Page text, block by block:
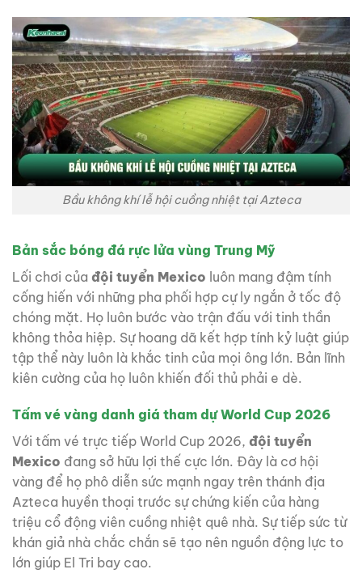
Bầu không khí lễ hội cuồng nhiệt tại Azteca
Bản sắc bóng đá rực lửa vùng Trung Mỹ
Lối chơi của đội tuyển Mexico luôn mang đậm tính
cống hiến với những pha phối hợp cự ly ngắn ở tốc độ
chóng mặt. Họ luôn bước vào trận đấu với tinh thần
không thỏa hiệp. Sự hoang dã kết hợp tính kỷ luật giúp
tập thể này luôn là khắc tinh của mọi ông lớn. Bản lĩnh
kiên cường của họ luôn khiến đối thủ phải e dè.
Tấm vé vàng danh giá tham dự World Cup 2026
Với tấm vé trực tiếp World Cup 2026, đội tuyển
Mexico đang sở hữu lợi thế cực lớn. Đây là cơ hội
vàng để họ phô diễn sức mạnh ngay trên thánh địa
Azteca huyền thoại trước sự chứng kiến của hàng
triệu cổ động viên cuồng nhiệt quê nhà. Sự tiếp sức từ
khán giả nhà chắc chắn sẽ tạo nên nguồn động lực to
lớn giúp El Tri bay cao.